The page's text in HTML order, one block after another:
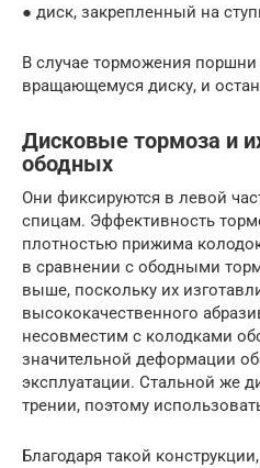
● диск, закрепленный на
В случае торможения
вращающемуся диску, и
Дисковые тормоза и
ободных
Они фиксируются в левой
спицам. Эффективность
плотностью прижима
в сравнении с ободными
выше, поскольку их
высококачественного
несовместим с колодками
значительной деформации
эксплуатации. Стальной же
трении, поэтому
Благодаря такой